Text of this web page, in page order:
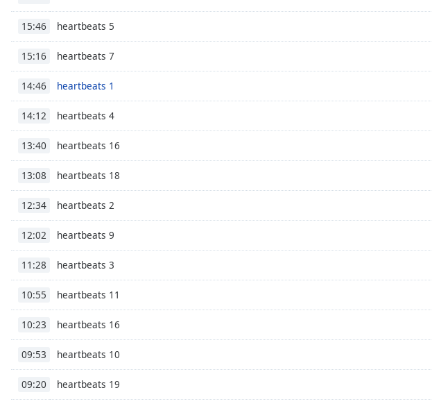
Picture-
in-
Fullscreen
modal
Beginning
dialog
window.
Escape
cancel
close
window.
Text
Color
15:46 heartbeats 5
15:16 heartbeats 7
14:46 heartbeats 1
14:12 heartbeats 4
13:40 heartbeats 16
13:08 heartbeats 18
12:34 heartbeats 2
12:02 heartbeats 9
11:28 heartbeats 3
10:55 heartbeats 11
10:23 heartbeats 16
09:53 heartbeats 10
09:20 heartbeats 19